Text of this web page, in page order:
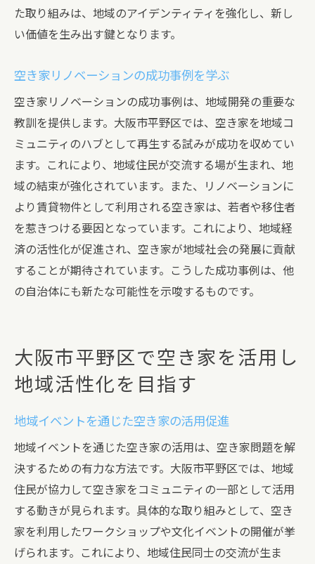
た取り組みは、地域のアイデンティティを強化し、新し
い価値を生み出す鍵となります。
空き家リノベーションの成功事例を学ぶ
空き家リノベーションの成功事例は、地域開発の重要な
教訓を提供します。大阪市平野区では、空き家を地域コ
ミュニティのハブとして再生する試みが成功を収めてい
ます。これにより、地域住民が交流する場が生まれ、地
域の結束が強化されています。また、リノベーションに
より賃貸物件として利用される空き家は、若者や移住者
を惹きつける要因となっています。これにより、地域経
済の活性化が促進され、空き家が地域社会の発展に貢献
することが期待されています。こうした成功事例は、他
の自治体にも新たな可能性を示唆するものです。
大阪市平野区で空き家を活用し
地域活性化を目指す
地域イベントを通じた空き家の活用促進
地域イベントを通じた空き家の活用は、空き家問題を解
決するための有力な方法です。大阪市平野区では、地域
住民が協力して空き家をコミュニティの一部として活用
する動きが見られます。具体的な取り組みとして、空き
家を利用したワークショップや文化イベントの開催が挙
げられます。これにより、地域住民同士の交流が生ま